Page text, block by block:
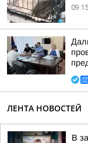
09:15
ЛЕНТА НОВОСТЕЙ
В